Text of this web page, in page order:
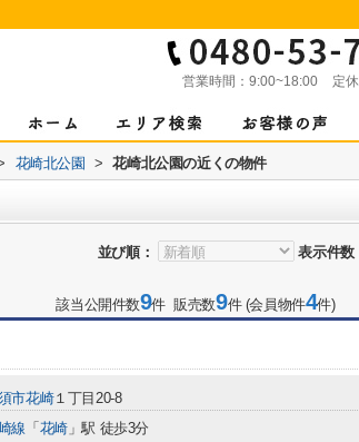
営業時間： 9:00~18:00 定
花崎北公園 > 花崎北公園の近くの物件
並び順： 表示件数
該当公開件数9件 販売数9件 (会員物件4件)
市花崎１丁目20-8
線 「 花崎」駅 徒歩3分